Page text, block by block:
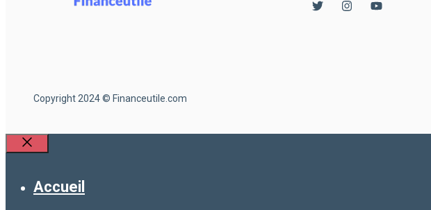
Copyright 2024 © Financeutile.com
Fermer
Accueil